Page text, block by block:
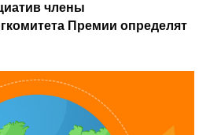
члены
Премии определят